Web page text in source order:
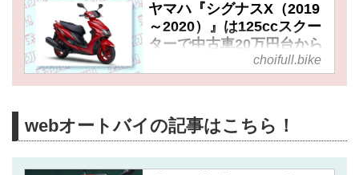
ヤマハ『シグナスX（2019
～2020）』は125ccスクー
ターで中古車20万円台から
だけど、スタイリング・性
choifull.bike
webオートバイの記事はこちら！